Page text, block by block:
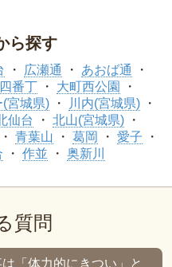
ら探す
広瀬通
あおば通
番丁
大町西公園
(宮城県)
川内(宮城県)
仙台
北山(宮城県)
青葉山 葛岡
愛子
作並 奥新川
質問
「体力的にきつい」と